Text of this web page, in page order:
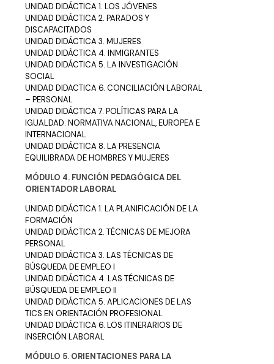
UNIDAD DIDÁCTICA 1. LOS JÓVENES
UNIDAD DIDÁCTICA 2. PARADOS Y
DISCAPACITADOS
UNIDAD DIDÁCTICA 3. MUJERES
UNIDAD DIDÁCTICA 4. INMIGRANTES
UNIDAD DIDÁCTICA 5. LA INVESTIGACIÓN
SOCIAL
UNIDAD DIDACTICA 6. CONCILIACIÓN LABORAL
– PERSONAL
UNIDAD DIDÁCTICA 7. POLÍTICAS PARA LA
IGUALDAD. NORMATIVA NACIONAL, EUROPEA E
INTERNACIONAL
UNIDAD DIDÁCTICA 8. LA PRESENCIA
EQUILIBRADA DE HOMBRES Y MUJERES
MÓDULO 4. FUNCIÓN PEDAGÓGICA DEL
ORIENTADOR LABORAL
UNIDAD DIDÁCTICA 1. LA PLANIFICACIÓN DE LA
FORMACIÓN
UNIDAD DIDÁCTICA 2. TÉCNICAS DE MEJORA
PERSONAL
UNIDAD DIDÁCTICA 3. LAS TÉCNICAS DE
BÚSQUEDA DE EMPLEO I
UNIDAD DIDÁCTICA 4. LAS TÉCNICAS DE
BÚSQUEDA DE EMPLEO II
UNIDAD DIDÁCTICA 5. APLICACIONES DE LAS
TICS EN ORIENTACIÓN PROFESIONAL
UNIDAD DIDÁCTICA 6. LOS ITINERARIOS DE
INSERCIÓN LABORAL
MÓDULO 5. ORIENTACIONES PARA LA